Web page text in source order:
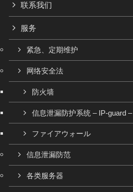
联系我们
服务
紧急、定期维护
网络安全法
防火墙
信息泄漏防护系统 – IP-guard –
ファイアウォール
信息泄漏防范
各类服务器